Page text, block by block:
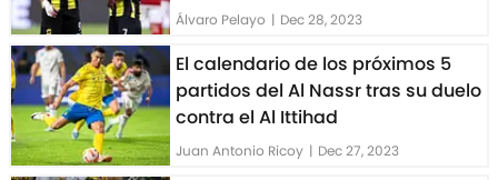
Álvaro Pelayo | Dec 28, 2023
El calendario de los próximos 5
partidos del Al Nassr tras su duelo
contra el Al Ittihad
Juan Antonio Ricoy | Dec 27, 2023